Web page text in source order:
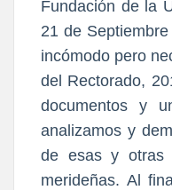
Fundación de la
21 de
incómodo pero
del Rectorado,
documentos y
analizamos y
de esas y otras
merideñas. Al